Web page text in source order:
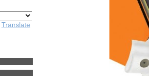
Translate